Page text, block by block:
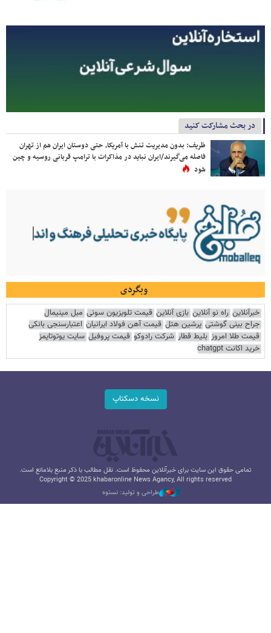
در بحث مشارکت کنید
ظریف: بدون مدیریت تنش با آمریکا، حتی دوستان ایران هم از تهران
فاصله می‌گیرند/ایران نباید در مذاکرات با ترامپ قربانی روسیه و چین
شود
وبگردی
خبرآنلاین راه نو آنلاین بازی آنلاین قیمت تلویزیون سونی مبل مینیمال
جراح بینی گوشتی پرشین هتل قیمت آهن فولاد ایرانیان اعتبارسنجی بانکی
قیمت طلا امروز بلیط قطار شرکت رادوکو قیمت پروفیل سایت یوتوتایمز
خرید اکانت chatgpt
نسخه دسکتاپ
تمامی حقوق این سایت برای خبرآنلاین محفوظ است. نقل مطالب با ذکر منبع بلامانع است.
Copyright © 2025 khabaronline News Agancy, All rights reserved
طراحی و تولید: نستوه